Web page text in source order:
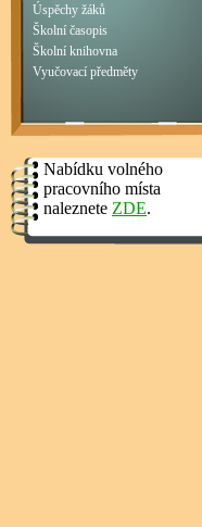
Úspěchy žáků
Školní časopis
Školní knihovna
Vyučovací předměty
Nabídku volného
pracovního místa
naleznete ZDE.